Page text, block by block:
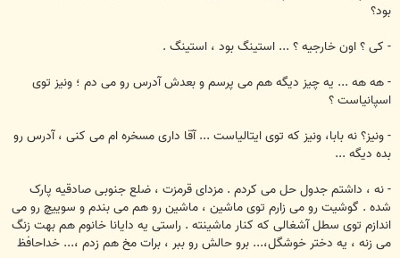
بود؟
- کی ؟ اون خارجیه ؟ ... استینگ بود ، استینگ .
- هه هه ... یه چیز دیگه هم می پرسم و بعدش آدرس رو می دم ؛ ونیز توی
اسپانیاست ؟
- ونیز؟ نه بابا، ونیز که توی ایتالیاست ... آقا داری مسخره ام می کنی ، آدرس رو
بده دیگه ...
- نه ، داشتم جدول حل می کردم . مزدای قرمزت ، ضلع جنوبی صادقیه پارک
شده . گوشیت رو می زارم توی ماشین ، ماشین رو هم می بندم و سوییچ رو می
اندازم توی سطل آشغالی که کنار ماشینته . راستی یه دایانا خانوم هم بهت زنگ
می زنه ، یه دختر خوشگل،... برو حالش رو ببر ، برات مخ هم زدم ،... خداحافظ